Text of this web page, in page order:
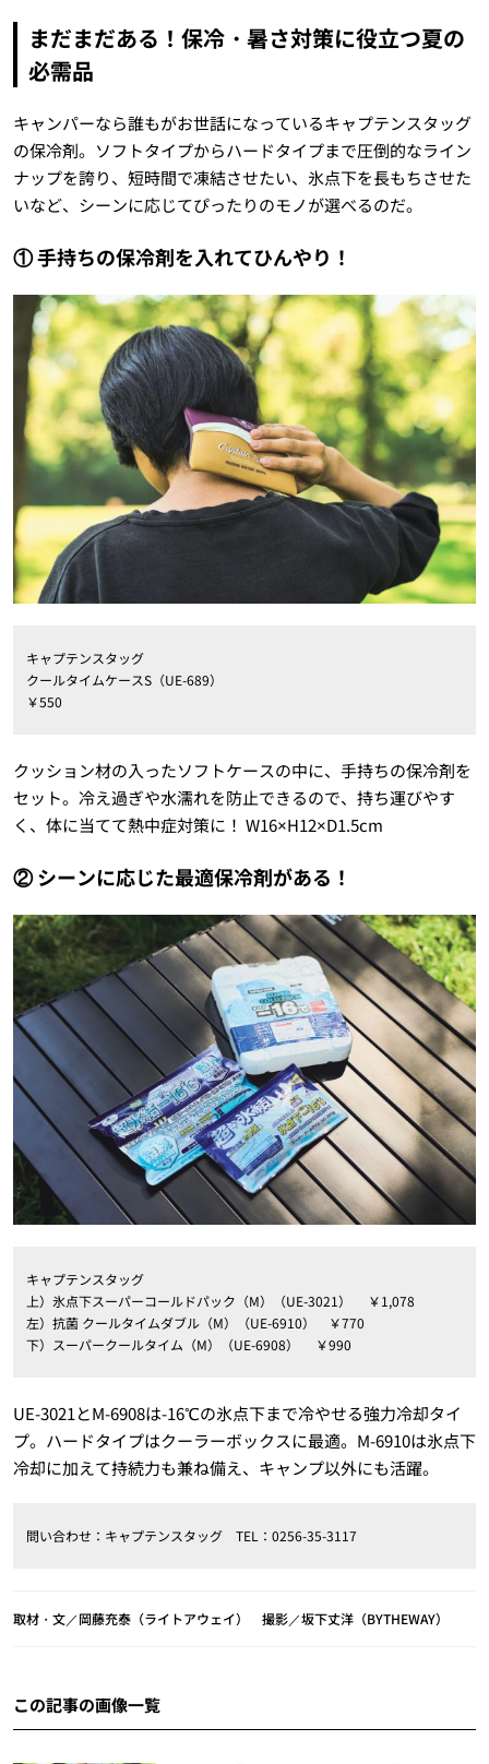
まだまだある！保冷・暑さ対策に役立つ夏の
必需品
キャンパーなら誰もがお世話になっているキャプテンスタッグ
の保冷剤。ソフトタイプからハードタイプまで圧倒的なライン
ナップを誇り、短時間で凍結させたい、氷点下を長もちさせた
いなど、シーンに応じてぴったりのモノが選べるのだ。
① 手持ちの保冷剤を入れてひんやり！
キャプテンスタッグ
クールタイムケースS（UE-689）
￥550
クッション材の入ったソフトケースの中に、手持ちの保冷剤を
セット。冷え過ぎや水濡れを防止できるので、持ち運びやす
く、体に当てて熱中症対策に！ W16×H12×D1.5cm
② シーンに応じた最適保冷剤がある！
キャプテンスタッグ
上）氷点下スーパーコールドパック（M）（UE-3021） ￥1,078
左）抗菌 クールタイムダブル（M）（UE-6910） ￥770
下）スーパークールタイム（M）（UE-6908） ￥990
UE-3021とM-6908は-16℃の氷点下まで冷やせる強力冷却タイ
プ。ハードタイプはクーラーボックスに最適。M-6910は氷点下
冷却に加えて持続力も兼ね備え、キャンプ以外にも活躍。
問い合わせ：キャプテンスタッグ TEL：0256-35-3117
取材・文／岡藤充泰（ライトアウェイ） 撮影／坂下丈洋（BYTHEWAY）
この記事の画像一覧